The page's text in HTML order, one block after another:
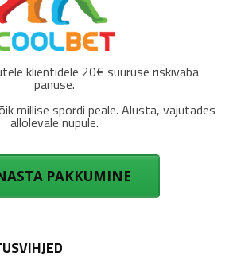
klientidele 20€ suuruse riskivaba
panuse.
millise spordi peale. Alusta, vajutades
allolevale nupule.
PAKKUMINE